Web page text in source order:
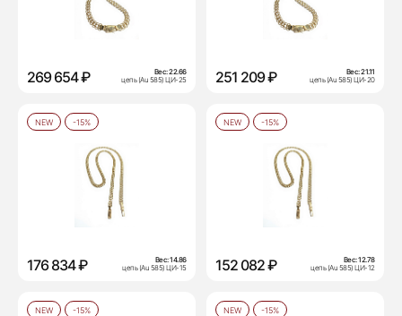
269 654 ₽ Вес:22.66
цепь (Au 585) ЦИ-25
251 209 ₽ Вес:21.11
цепь (Au 585) ЦИ-20
NEW -15%
176 834 ₽ Вес:14.86
цепь (Au 585) ЦИ-15
NEW -15%
152 082 ₽ Вес:12.78
цепь (Au 585) ЦИ-12
NEW -15% NEW -15%